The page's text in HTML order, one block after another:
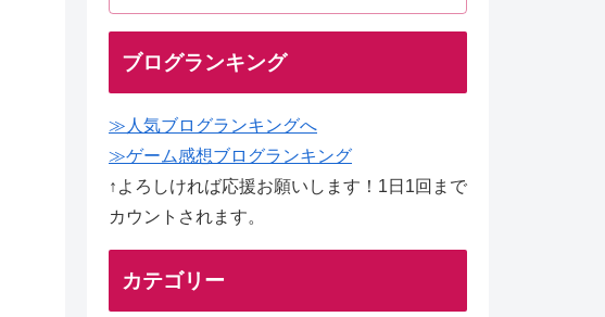
ブログランキング
≫人気ブログランキングへ
≫ゲーム感想ブログランキング
↑よろしければ応援お願いします！1日1回まで
カウントされます。
カテゴリー